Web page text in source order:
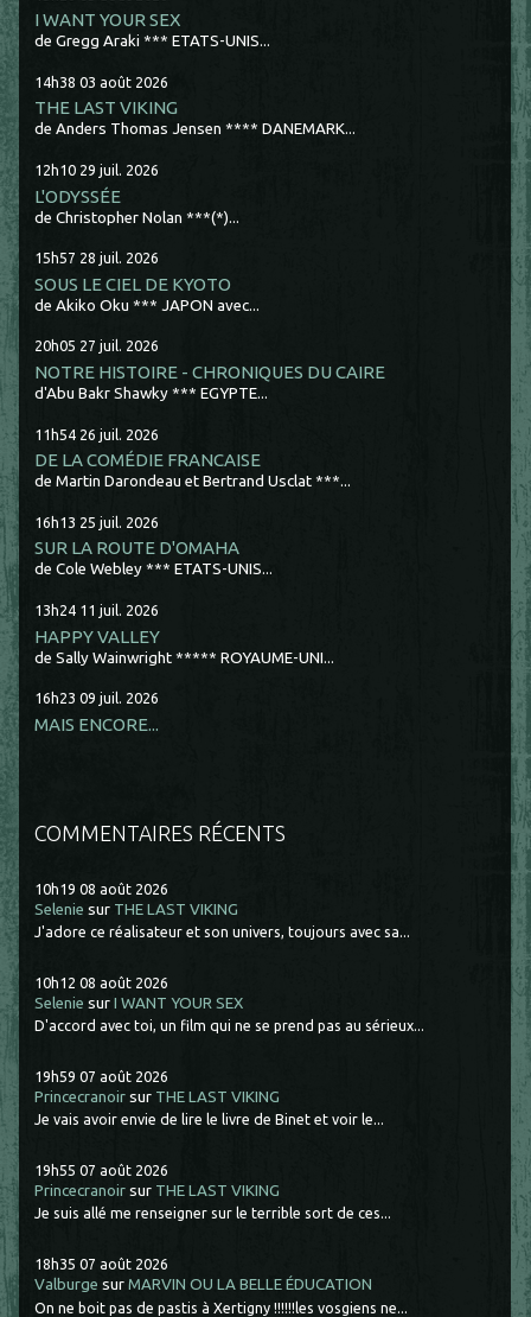
I WANT YOUR SEX
de Gregg Araki *** ETATS-UNIS...
14h38 03 août 2026
THE LAST VIKING
de Anders Thomas Jensen **** DANEMARK...
12h10 29 juil. 2026
L'ODYSSÉE
de Christopher Nolan ***(*)...
15h57 28 juil. 2026
SOUS LE CIEL DE KYOTO
de Akiko Oku *** JAPON avec...
20h05 27 juil. 2026
NOTRE HISTOIRE - CHRONIQUES DU CAIRE
d'Abu Bakr Shawky *** EGYPTE...
11h54 26 juil. 2026
DE LA COMÉDIE FRANCAISE
de Martin Darondeau et Bertrand Usclat ***...
16h13 25 juil. 2026
SUR LA ROUTE D'OMAHA
de Cole Webley *** ETATS-UNIS...
13h24 11 juil. 2026
HAPPY VALLEY
de Sally Wainwright ***** ROYAUME-UNI...
16h23 09 juil. 2026
MAIS ENCORE...
COMMENTAIRES RÉCENTS
10h19 08 août 2026
Selenie sur THE LAST VIKING
J'adore ce réalisateur et son univers, toujours avec sa...
10h12 08 août 2026
Selenie surI WANT YOUR SEX
D'accord avec toi, un film qui ne se prend pas au sérieux...
19h59 07 août 2026
Princecranoir sur THE LAST VIKING
Je vais avoir envie de lire le livre de Binet et voir le...
19h55 07 août 2026
Princecranoir sur THE LAST VIKING
Je suis allé me renseigner sur le terrible sort de ces...
18h35 07 août 2026
Valburge surMARVIN OU LA BELLE ÉDUCATION
On ne boit pas de pastis à Xertigny !!!!!!les vosgiens ne...